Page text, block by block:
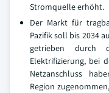
Stromquelle erhöht.
Der Markt für
Pazifik soll bis 2034
getrieben durch
Elektrifizierung, bei
Netzanschluss
Region